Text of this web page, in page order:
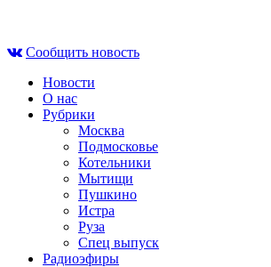
contentСообщить новость
Новости
О нас
Рубрики
Москва
Подмосковье
Котельники
Мытищи
Пушкино
Истра
Руза
Спец выпуск
Радиоэфиры